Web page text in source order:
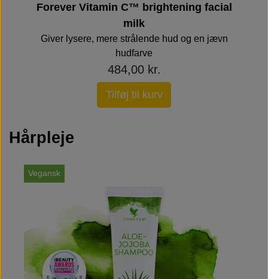
Forever Vitamin C™ brightening facial
milk
Giver lysere, mere strålende hud og en jævn
hudfarve
484,00 kr.
Tilføj til kurv
Hårpleje
Vegansk